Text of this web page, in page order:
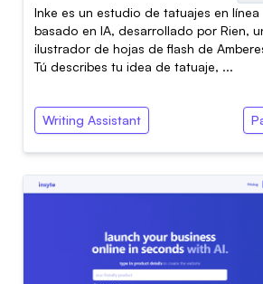
Inke es un estudio de tatuajes en línea
basado en IA, desarrollado por Rien,
ilustrador de hojas de flash de
Tú describes tu idea de tatuaje, ...
Writing Assistant